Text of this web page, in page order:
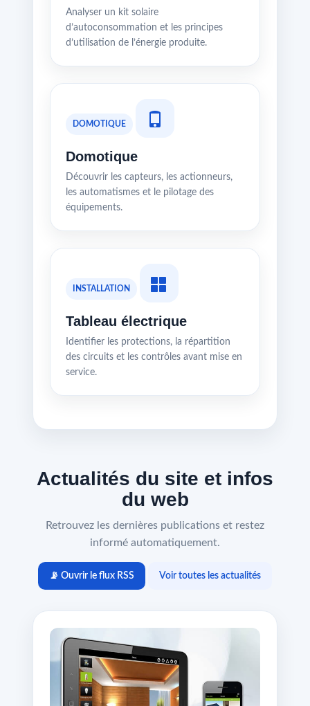
Analyser un kit solaire
d’autoconsommation et les principes
d’utilisation de l’énergie produite.
DOMOTIQUE
Domotique
Découvrir les capteurs, les actionneurs,
les automatismes et le pilotage des
équipements.
INSTALLATION
Tableau électrique
Identifier les protections, la répartition
des circuits et les contrôles avant mise en
service.
Actualités du site et infos
du web
Retrouvez les dernières publications et restez
informé automatiquement.
📡 Ouvrir le flux RSS Voir toutes les actualités